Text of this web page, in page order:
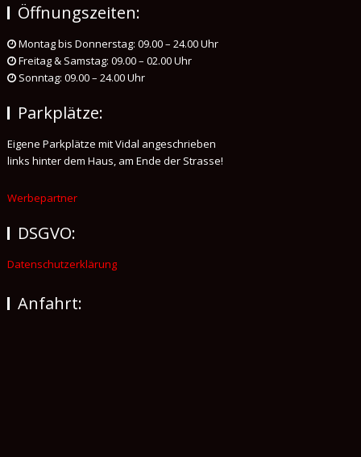
Öffnungszeiten:
Montag bis Donnerstag: 09.00 – 24.00 Uhr
Freitag & Samstag: 09.00 – 02.00 Uhr
Sonntag: 09.00 – 24.00 Uhr
Parkplätze:
Eigene Parkplätze mit Vidal angeschrieben
links hinter dem Haus, am Ende der Strasse!
Werbepartner
DSGVO:
Datenschutzerklärung
Anfahrt: